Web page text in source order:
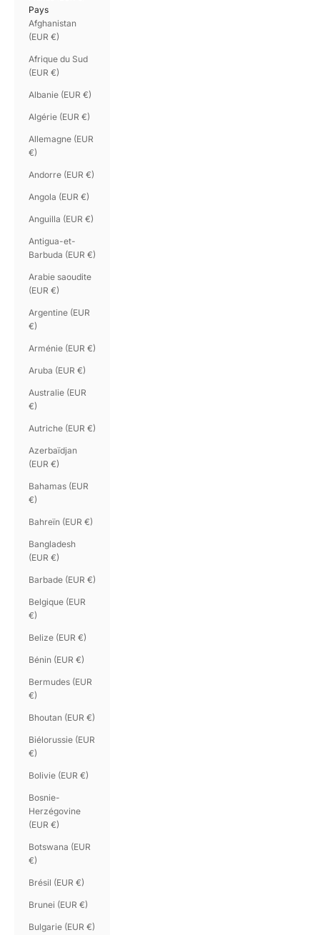
Pays
Afghanistan
(EUR €)
Afrique du Sud
(EUR €)
Albanie (EUR €)
Algérie (EUR €)
Allemagne (EUR
€)
Andorre (EUR €)
Angola (EUR €)
Anguilla (EUR €)
Antigua-et-
Barbuda (EUR €)
Arabie saoudite
(EUR €)
Argentine (EUR
€)
Arménie (EUR €)
Aruba (EUR €)
Australie (EUR
€)
Autriche (EUR €)
Azerbaïdjan
(EUR €)
Bahamas (EUR
€)
Bahreïn (EUR €)
Bangladesh
(EUR €)
Barbade (EUR €)
Belgique (EUR
€)
Belize (EUR €)
Bénin (EUR €)
Bermudes (EUR
€)
Bhoutan (EUR €)
Biélorussie (EUR
€)
Bolivie (EUR €)
Bosnie-
Herzégovine
(EUR €)
Botswana (EUR
€)
Brésil (EUR €)
Brunei (EUR €)
Bulgarie (EUR €)